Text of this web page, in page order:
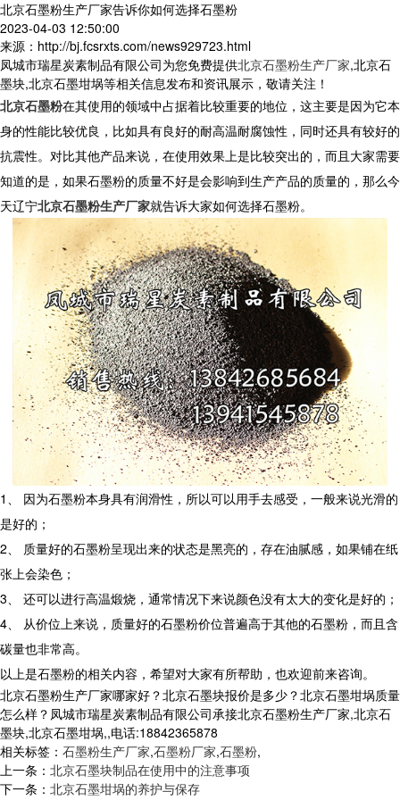
北京石墨粉生产厂家告诉你如何选择石墨粉
2023-04-03 12:50:00
来源：http://bj.fcsrxts.com/news929723.html
凤城市瑞星炭素制品有限公司为您免费提供北京石墨粉生产厂家,北京石
墨块,北京石墨坩埚等相关信息发布和资讯展示，敬请关注！
北京石墨粉在其使用的领域中占据着比较重要的地位，这主要是因为它本
身的性能比较优良，比如具有良好的耐高温耐腐蚀性，同时还具有较好的
抗震性。对比其他产品来说，在使用效果上是比较突出的，而且大家需要
知道的是，如果石墨粉的质量不好是会影响到生产产品的质量的，那么今
天辽宁北京石墨粉生产厂家就告诉大家如何选择石墨粉。
1、 因为石墨粉本身具有润滑性，所以可以用手去感受，一般来说光滑的
是好的；
2、 质量好的石墨粉呈现出来的状态是黑亮的，存在油腻感，如果铺在纸
张上会染色；
3、 还可以进行高温煅烧，通常情况下来说颜色没有太大的变化是好的；
4、 从价位上来说，质量好的石墨粉价位普遍高于其他的石墨粉，而且含
碳量也非常高。
以上是石墨粉的相关内容，希望对大家有所帮助，也欢迎前来咨询。
北京石墨粉生产厂家哪家好？北京石墨块报价是多少？北京石墨坩埚质量
怎么样？凤城市瑞星炭素制品有限公司承接北京石墨粉生产厂家,北京石
墨块,北京石墨坩埚,,电话:18842365878
相关标签： 石墨粉生产厂家,石墨粉厂家,石墨粉,
上一条： 北京石墨块制品在使用中的注意事项
下一条： 北京石墨坩埚的养护与保存